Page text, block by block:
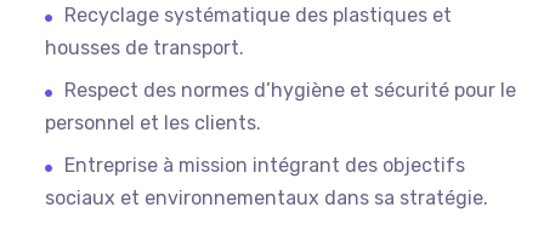
Recyclage systématique des plastiques et
housses de transport.
Respect des normes d’hygiène et sécurité pour le
personnel et les clients.
Entreprise à mission intégrant des objectifs
sociaux et environnementaux dans sa stratégie.